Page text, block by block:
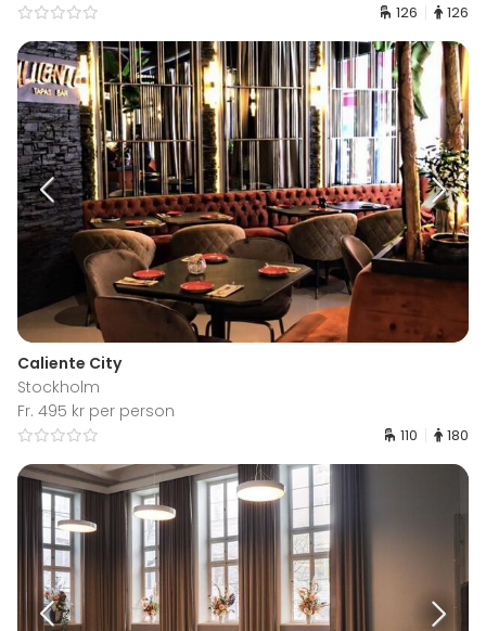
126 126
Caliente City
Stockholm
Fr. 495 kr per person
110 180